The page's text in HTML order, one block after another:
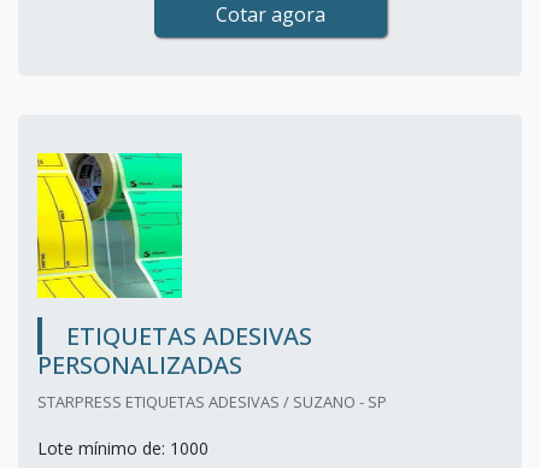
Cotar agora
ETIQUETAS ADESIVAS
PERSONALIZADAS
STARPRESS ETIQUETAS ADESIVAS / SUZANO - SP
Lote mínimo de: 1000